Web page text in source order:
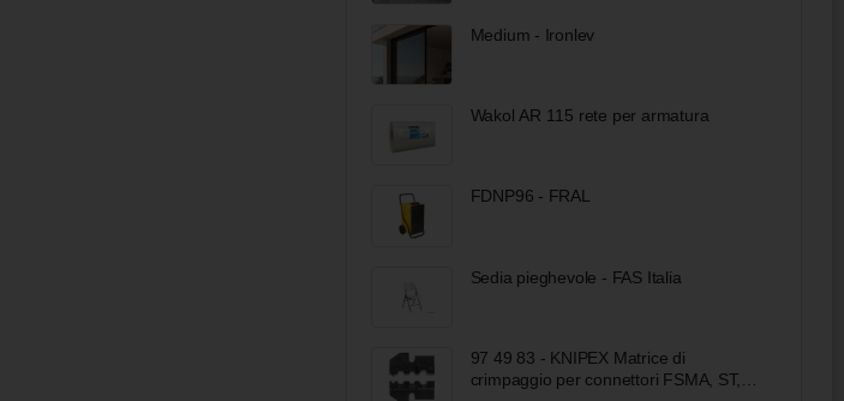
Medium - Ironlev
Wakol AR 115 rete per armatura
FDNP96 - FRAL
Sedia pieghevole - FAS Italia
97 49 83 - KNIPEX Matrice di
crimpaggio per connettori FSMA, ST,